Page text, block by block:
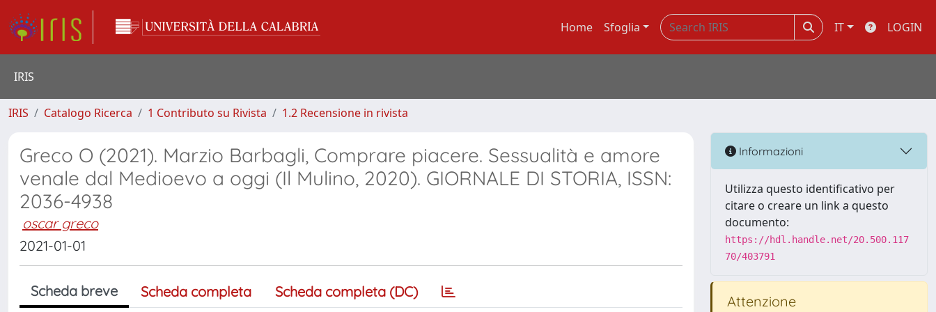
Home Sfoglia IT LOGIN
IRIS
IRIS Catalogo Ricerca 1 Contributo su Rivista 1.2 Recensione in rivista
Greco O (2021). Marzio Barbagli, Comprare piacere. Sessualità e amore
venale dal Medioevo a oggi (Il Mulino, 2020). GIORNALE DI STORIA, ISSN:
2036-4938
oscar greco
2021-01-01
Scheda breve Scheda completa Scheda completa (DC)
Informazioni
Utilizza questo identificativo per
citare o creare un link a questo
documento:
https://hdl.handle.net/20.500.117
70/403791
Attenzione